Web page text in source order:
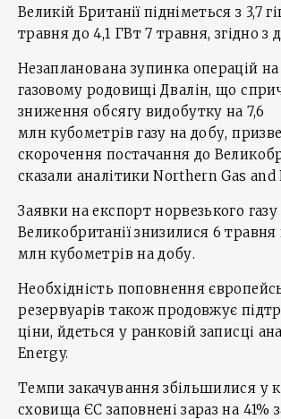
Великій Британії підніметься з 3,7
травня до 4,1 ГВт 7 травня, згідно з
Незапланована зупинка операцій
газовому родовищі Двалін, що
зниження обсягу видобутку на 7,6
млн кубометрів газу на добу,
скорочення постачання до
сказали аналітики Northern Gas and
Заявки на експорт норвезького газу
Великобританії знизилися 6 травня
млн кубометрів на добу.
Необхідність поповнення
резервуарів також продовжує
ціни, йдеться у ранковій записці
Energy.
Темпи закачування збільшилися у
сховища ЄС заповнені зараз на 41%